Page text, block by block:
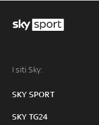
I siti Sky:
SKY SPORT
SKY TG24